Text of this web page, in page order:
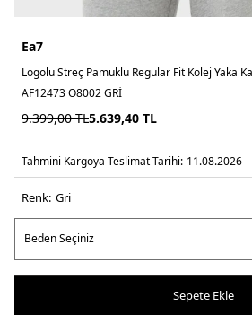
Ea7
Logolu Streç Pamuklu Regular Fit Kolej Yaka
AF12473 O8002 GRİ
9.399,00TL5.639,40 TL
Tahmini Kargoya Teslimat Tarihi: 11.08.2026
Renk: gri̇
Sepete Ekle